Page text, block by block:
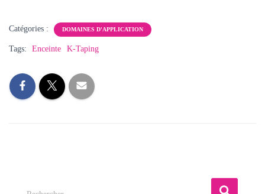
Catégories : DOMAINES D'APPLICATION
Tags: Enceinte K-Taping
R